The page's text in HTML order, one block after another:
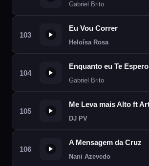
Gabriel Brito
Eu Vou Correr
Heloísa Rosa
Enquanto eu Te Espero
Gabriel Brito
DJ PV
A Mensagem da Cruz
Nani Azevedo